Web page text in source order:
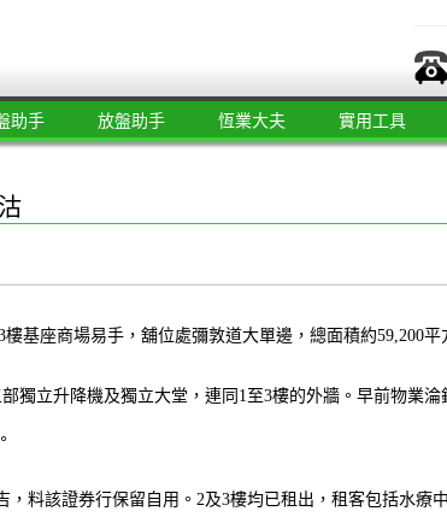
助手 放盤助手 恆業大夫 實用工具
基座商場易手，舖位處彌敦道大單邊，總面積約59,200平
獨立升降機及獨立大堂，連同1至3樓的外牆。早前物業
料該證券行保留自用。2及3樓均已租出，租客包括水療